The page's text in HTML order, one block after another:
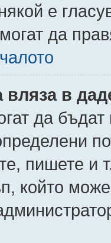
е
да
вляза в
да бъдат
пишете
който